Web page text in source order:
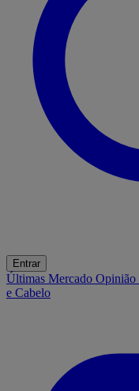
Entrar
Últimas Mercado Opinião
e Cabelo